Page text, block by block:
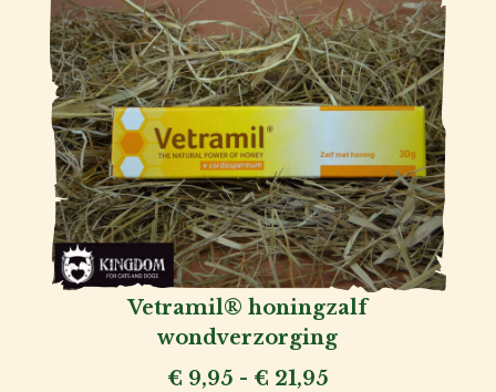
Vetramil® honingzalf
wondverzorging
€ 9,95 - € 21,95Prijsklasse: